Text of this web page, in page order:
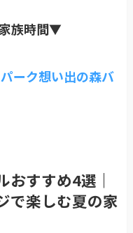
族時間▼
ーク想い出の森バ
おすすめ4選｜
で楽しむ夏の家